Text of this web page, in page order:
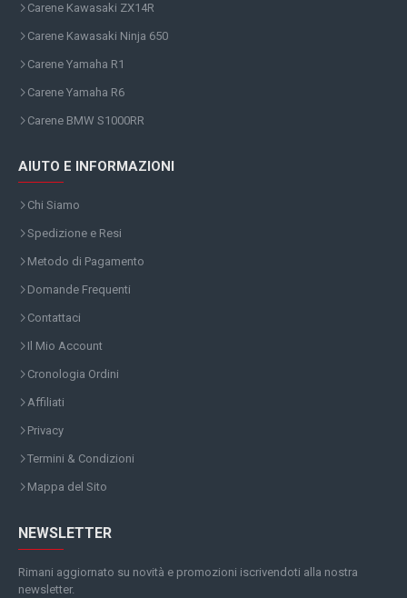
Carene Kawasaki ZX14R
Carene Kawasaki Ninja 650
Carene Yamaha R1
Carene Yamaha R6
Carene BMW S1000RR
AIUTO E INFORMAZIONI
Chi Siamo
Spedizione e Resi
Metodo di Pagamento
Domande Frequenti
Contattaci
Il Mio Account
Cronologia Ordini
Affiliati
Privacy
Termini & Condizioni
Mappa del Sito
NEWSLETTER
Rimani aggiornato su novità e promozioni iscrivendoti alla nostra
newsletter.